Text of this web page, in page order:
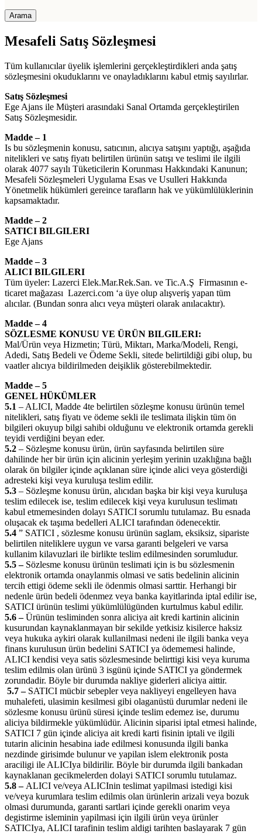
Arama
Mesafeli Satış Sözleşmesi
Tüm kullanıcılar üyelik işlemlerini gerçekleştirdikleri anda şatış
sözleşmesini okuduklarını ve onayladıklarını kabul etmiş sayılırlar.
Satış Sözleşmesi
Ege Ajans ile Müşteri arasındaki Sanal Ortamda gerçekleştirilen
Satış Sözleşmesidir.
Madde – 1
Is bu sözleşmenin konusu, satıcının, alıcıya satışını yaptığı, aşağıda
nitelikleri ve satış fiyatı belirtilen ürünün satışı ve teslimi ile ilgili
olarak 4077 sayılı Tüketicilerin Korunması Hakkındaki Kanunun;
Mesafeli Sözleşmeleri Uygulama Esas ve Usulleri Hakkında
Yönetmelik hükümleri gereince tarafların hak ve yükümlülüklerinin
kapsamaktadır.
Madde – 2
SATICI BILGILERI
Ege Ajans
Madde – 3
ALICI BILGILERI
Tüm üyeler: Lazerci Elek.Mar.Rek.San. ve Tic.A.Ş Firmasının e-
ticaret mağazası Lazerci.com ‘a üye olup alışveriş yapan tüm
alıcılar. (Bundan sonra alıcı veya müşteri olarak anılacaktır).
Madde – 4
SÖZLESME KONUSU VE ÜRÜN BILGILERI:
Mal/Ürün veya Hizmetin; Türü, Miktarı, Marka/Modeli, Rengi,
Adedi, Satış Bedeli ve Ödeme Sekli, sitede belirtildiği gibi olup, bu
vaatler alıcıya bildirilmeden deişiklik gösterebilmektedir.
Madde – 5
GENEL HÜKÜMLER
5.1 – ALICI, Madde 4te belirtilen sözleşme konusu ürünün temel
nitelikleri, satış fiyatı ve ödeme sekli ile teslimata ilişkin tüm ön
bilgileri okuyup bilgi sahibi olduğunu ve elektronik ortamda gerekli
teyidi verdiğini beyan eder.
5.2 – Sözleşme konusu ürün, ürün sayfasında belirtilen süre
dahilinde her bir ürün için alicinin yerleşim yerinin uzaklığına bağlı
olarak ön bilgiler içinde açıklanan süre içinde alici veya gösterdiği
adresteki kişi veya kuruluşa teslim edilir.
5.3 – Sözleşme konusu ürün, alıcıdan başka bir kişi veya kuruluşa
teslim edilecek ise, teslim edilecek kişi veya kurulusun teslimatı
kabul etmemesinden dolayı SATICI sorumlu tutulamaz. Bu esnada
oluşacak ek taşıma bedelleri ALICI tarafından ödenecektir.
5.4 ” SATICI , sözlesme konusu ürünün saglam, eksiksiz, sipariste
belirtilen niteliklere uygun ve varsa garanti belgeleri ve varsa
kullanim kilavuzlari ile birlikte teslim edilmesinden sorumludur.
5.5 –Sözlesme konusu ürünün teslimati için is bu sözlesmenin
elektronik ortamda onaylanmis olmasi ve satis bedelinin alicinin
tercih ettigi ödeme sekli ile ödenmis olmasi sarttir. Herhangi bir
nedenle ürün bedeli ödenmez veya banka kayitlarinda iptal edilir ise,
SATICI ürünün teslimi yükümlülügünden kurtulmus kabul edilir.
5.6 –Ürünün tesliminden sonra aliciya ait kredi kartinin alicinin
kusurundan kaynaklanmayan bir sekilde yetkisiz kisilerce haksiz
veya hukuka aykiri olarak kullanilmasi nedeni ile ilgili banka veya
finans kurulusun ürün bedelini SATICI ya ödememesi halinde,
ALICI kendisi veya satis sözlesmesinde belirttigi kisi veya kuruma
teslim edilmis olan ürünü 3 isgünü içinde SATICI ya göndermek
zorundadir. Böyle bir durumda nakliye giderleri aliciya aittir.
5.7 –SATICI mücbir sebepler veya nakliyeyi engelleyen hava
muhalefeti, ulasimin kesilmesi gibi olaganüstü durumlar nedeni ile
sözlesme konusu ürünü süresi içinde teslim edemez ise, durumu
aliciya bildirmekle yükümlüdür. Alicinin siparisi iptal etmesi halinde,
SATICI 7 gün içinde aliciya ait kredi karti fisinin iptali ve ilgili
tutarin alicinin hesabina iade edilmesi konusunda ilgili banka
nezdinde girisimde bulunur ve yapilan islem elektronik posta
araciligi ile ALICIya bildirilir. Böyle bir durumda ilgili bankadan
kaynaklanan gecikmelerden dolayi SATICI sorumlu tutulamaz.
5.8 –ALICI ve/veya ALICInin teslimat yapilmasi istedigi kisi
ve/veya kurumlara teslim edilmis olan ürünlerin arizali veya bozuk
olmasi durumunda, garanti sartlari içinde gerekli onarim veya
degistirme isleminin yapilmasi için ilgili ürün veya ürünler
SATICIya, ALICI tarafinin teslim aldigi tarihten baslayarak 7 gün